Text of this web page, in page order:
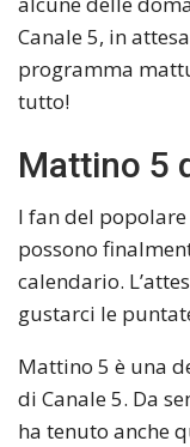
Canale 5, in
programma
tutto!
Mattino 5
I fan del
possono
calendario.
gustarci le
Mattino 5 è una
di Canale 5. Da
ha tenuto anche